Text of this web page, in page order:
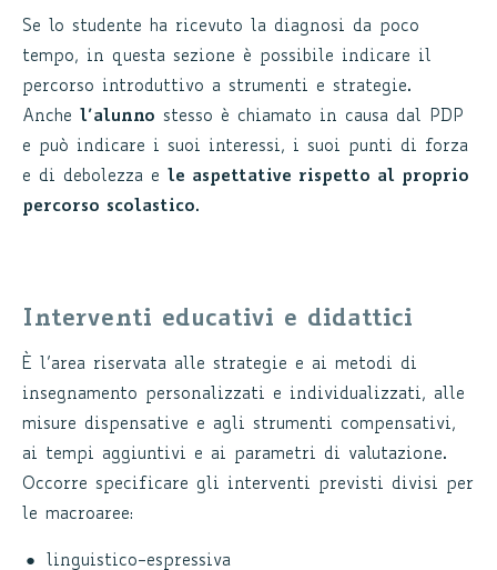
Se lo studente ha ricevuto la diagnosi da poco
tempo, in questa sezione è possibile indicare il
percorso introduttivo a strumenti e strategie.
Anche
l’alunno stesso è chiamato in causa dal PDP
e può indicare i suoi interessi, i suoi punti di forza
e di debolezza e
le aspettative rispetto al proprio
percorso scolastico.
Interventi educativi e didattici
È l’area riservata alle strategie e ai metodi di
insegnamento personalizzati e individualizzati, alle
misure dispensative e agli strumenti compensativi,
ai tempi aggiuntivi e ai parametri di valutazione.
Occorre specificare gli interventi previsti divisi per
le macroaree:
linguistico-espressiva